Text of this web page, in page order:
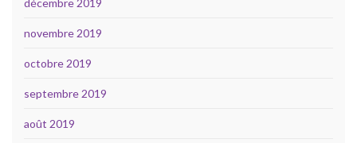
décembre 2019
novembre 2019
octobre 2019
septembre 2019
août 2019